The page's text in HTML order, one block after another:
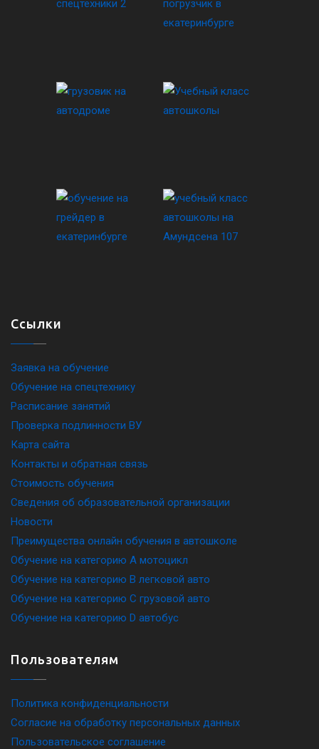
Ссылки
Заявка на обучение
Обучение на спецтехнику
Расписание занятий
Проверка подлинности ВУ
Карта сайта
Контакты и обратная связь
Стоимость обучения
Сведения об образовательной организации
Новости
Преимущества онлайн обучения в автошколе
Обучение на категорию A мотоцикл
Обучение на категорию B легковой авто
Обучение на категорию C грузовой авто
Обучение на категорию D автобус
Пользователям
Политика конфиденциальности
Согласие на обработку персональных данных
Пользовательское соглашение